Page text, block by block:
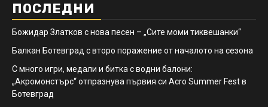
ПОСЛЕДНИ
Божидар Златков с нова песен – „Сите моми тиквешанки“
Балкан Ботевград с второ поражение от началото на сезона
С много игри, медали и битка с водни балони:
„Акромонстърс“ отпразнува първия си Acro Summer Fest в
Ботевград